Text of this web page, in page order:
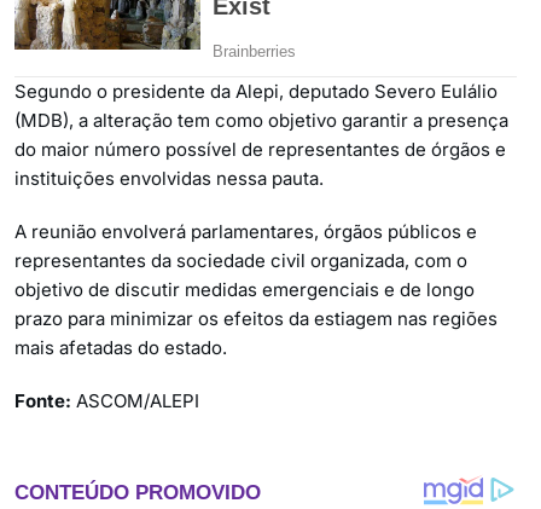
Segundo o presidente da Alepi, deputado Severo Eulálio
(MDB), a alteração tem como objetivo garantir a presença
do maior número possível de representantes de órgãos e
instituições envolvidas nessa pauta.
A reunião envolverá parlamentares, órgãos públicos e
representantes da sociedade civil organizada, com o
objetivo de discutir medidas emergenciais e de longo
prazo para minimizar os efeitos da estiagem nas regiões
mais afetadas do estado.
Fonte: ASCOM/ALEPI